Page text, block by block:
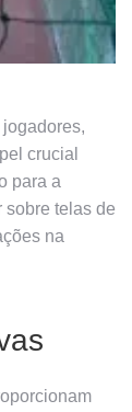
crucial
para a
sobre telas de
na